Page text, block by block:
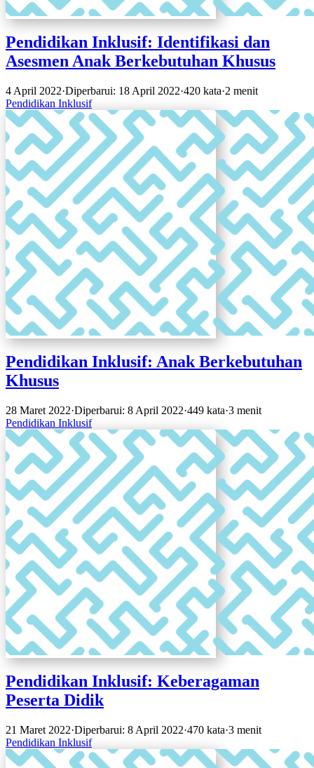
Pendidikan Inklusif: Identifikasi dan
Asesmen Anak Berkebutuhan Khusus
4 April 2022·Diperbarui: 18 April 2022·420 kata·2 menit
Pendidikan Inklusif
Pendidikan Inklusif: Anak Berkebutuhan
Khusus
28 Maret 2022·Diperbarui: 8 April 2022·449 kata·3 menit
Pendidikan Inklusif
Pendidikan Inklusif: Keberagaman
Peserta Didik
21 Maret 2022·Diperbarui: 8 April 2022·470 kata·3 menit
Pendidikan Inklusif